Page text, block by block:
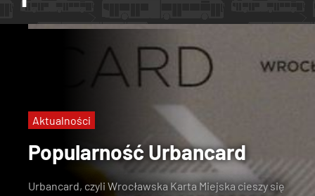
Popularność Urbancard
Urbancard, czyli Wrocławska Karta Miejska cieszy się
Aktualności